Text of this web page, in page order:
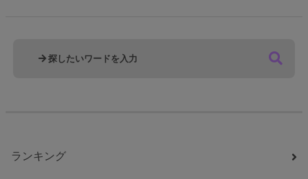
ランキング